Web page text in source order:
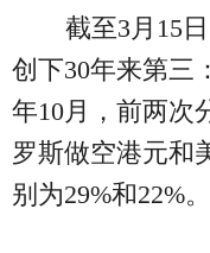
截至3月15
创下30年来第三
年10月，前两次
罗斯做空港元和
别为29%和22%。